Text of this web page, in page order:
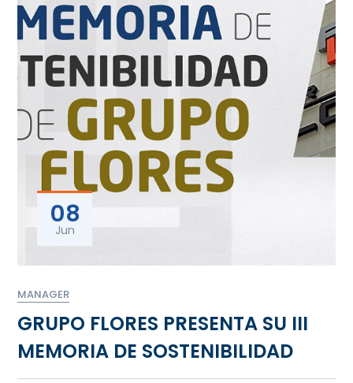
08
Jun
MANAGER
GRUPO FLORES PRESENTA SU III
MEMORIA DE SOSTENIBILIDAD